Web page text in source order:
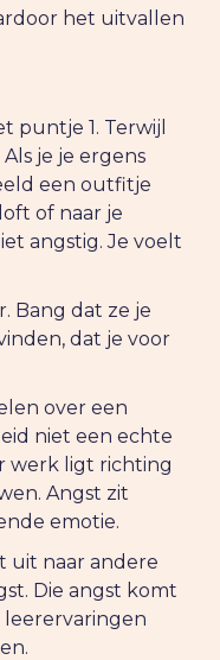
het uitvallen
puntje 1. Terwijl
je je ergens
een outfitje
of naar je
angstig. Je voelt
Bang dat ze je
dat je voor
over een
niet een echte
werk ligt richting
Angst zit
emotie.
uit naar andere
Die angst komt
leerervaringen